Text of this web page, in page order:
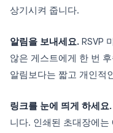
상기시켜 줍니다.
알림을 보내세요. RSVP
않은 게스트에게 한 번
알림보다는 짧고 개인적
링크를 눈에 띄게 하세요.
니다. 인쇄된 초대장에